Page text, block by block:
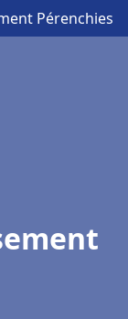
Pérenchies